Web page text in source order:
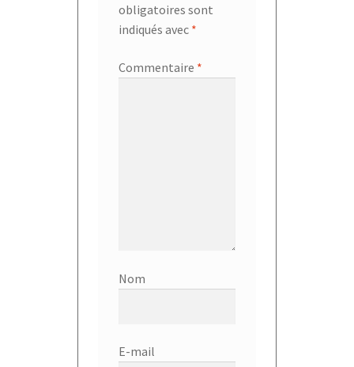
obligatoires sont
indiqués avec *
Commentaire *
Nom
E-mail